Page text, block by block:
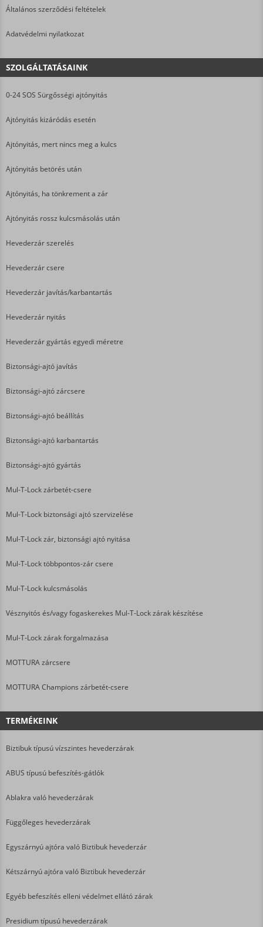
Általános szerződési feltételek
Adatvédelmi nyilatkozat
SZOLGÁLTATÁSAINK
0-24 SOS Sürgősségi ajtónyitás
Ajtónyitás kizáródás esetén
Ajtónyitás, mert nincs meg a kulcs
Ajtónyitás betörés után
Ajtónyitás, ha tönkrement a zár
Ajtónyitás rossz kulcsmásolás után
Hevederzár szerelés
Hevederzár csere
Hevederzár javítás/karbantartás
Hevederzár nyitás
Hevederzár gyártás egyedi méretre
Biztonsági-ajtó javítás
Biztonsági-ajtó zárcsere
Biztonsági-ajtó beállítás
Biztonsági-ajtó karbantartás
Biztonsági-ajtó gyártás
Mul-T-Lock zárbetét-csere
Mul-T-Lock biztonsági ajtó szervizelése
Mul-T-Lock zár, biztonsági ajtó nyitása
Mul-T-Lock többpontos-zár csere
Mul-T-Lock kulcsmásolás
Vésznyitós és/vagy fogaskerekes Mul-T-Lock zárak készítése
Mul-T-Lock zárak forgalmazása
MOTTURA zárcsere
MOTTURA Champions zárbetét-csere
TERMÉKEINK
Biztibuk típusú vízszintes hevederzárak
ABUS típusú befeszítés-gátlók
Ablakra való hevederzárak
Függőleges hevederzárak
Egyszárnyú ajtóra való Biztibuk hevederzár
Kétszárnyú ajtóra való Biztibuk hevederzár
Egyéb befeszítés elleni védelmet ellátó zárak
Presidium típusú hevederzárak